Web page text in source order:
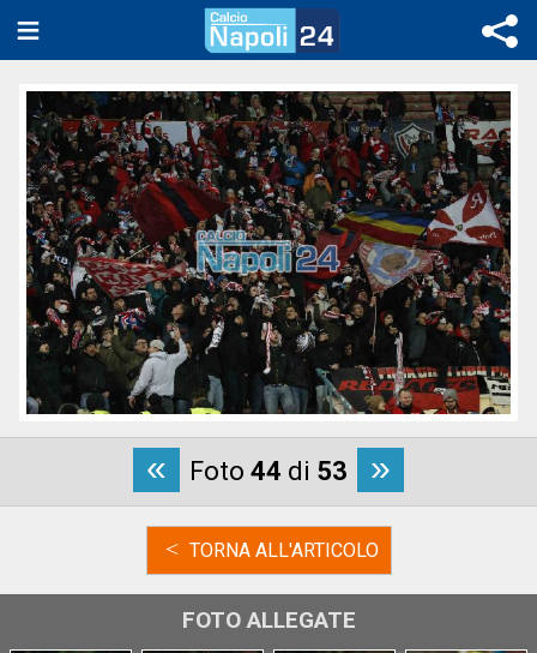
« Foto 44 di 53 »
< TORNA ALL'ARTICOLO
FOTO ALLEGATE